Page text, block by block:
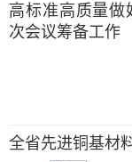
高标准高质量做
次会议筹备工作
全省先进铜基材